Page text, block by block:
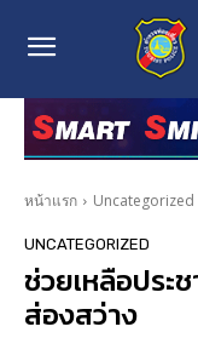
หน้าแรก Uncategorized
UNCATEGORIZED
ช่วยเหลือประ
ส่องสว่าง